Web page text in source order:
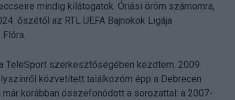
mindig kilátogatok. Óriási öröm számomra,
őszétől az RTL UEFA Bajnokok Ligája
TeleSport szerkesztőségében kezdtem. 2009
közvetített találkozóm épp a Debrecen
korábban összefonódott a sorozattal: a 2007-